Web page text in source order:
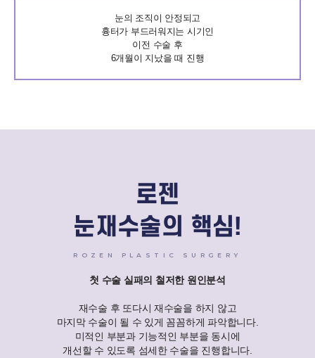
눈의 조직이 안정되고
흉터가 부드러워지는 시기인
이전 수술 후
6개월이 지났을 때 진행
로젠
눈재수술의 핵심!
ROZEN PLASTIC SURGERY
첫 수술 실패의 철저한 원인분석
재수술 후 또다시 재수술을 하지 않고
마지막 수술이 될 수 있게 꼼꼼하게 파악합니다.
미적인 부분과 기능적인 부분을 동시에
개선할 수 있도록 섬세한 수술을 진행합니다.